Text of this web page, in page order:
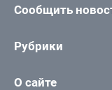
Сообщить
Рубрики
О сайте